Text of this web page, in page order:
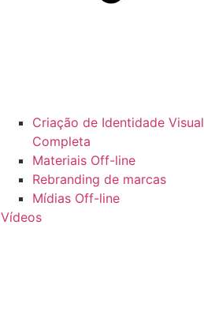
Criação de Identidade Visual
Completa
Materiais Off-line
Rebranding de marcas
Mídias Off-line
Vídeos